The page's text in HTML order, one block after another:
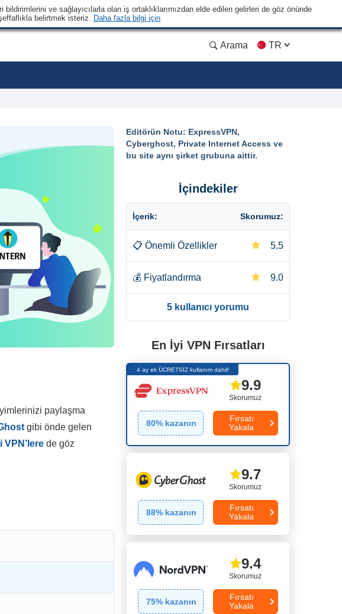
ve sağlayıcılarla olan iş ortaklıklarımızdan elde edilen gelirleri de göz önünde
belirtmek isteriz. Daha fazla bilgi için
Arama TR
paylaşma
gibi önde gelen
VPN’lere de göz
Editörün Notu: ExpressVPN,
Cyberghost, Private Internet Access ve
bu site aynı şirket grubuna aittir.
İçindekiler
İçerik: Skorumuz:
📋 Önemli Özellikler 5.5
💰 Fiyatlandırma 9.0
5 kullanıcı yorumu
En İyi VPN Fırsatları
4 ay ek ÜCRETSİZ kullanım dahil!
Skorumuz
9.9
80% kazanın
Fırsatı
Yakala
Skorumuz
9.7
88% kazanın
Fırsatı
Yakala
Skorumuz
9.4
75% kazanın
Fırsatı
Yakala